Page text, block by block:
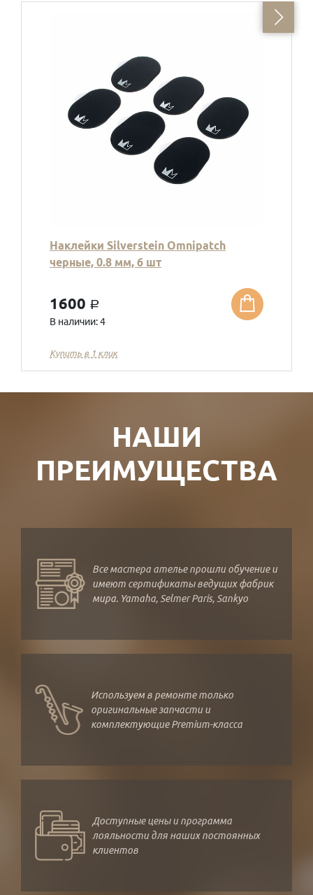
Наклейки Silverstein Omnipatch
черные, 0.8 мм, 6 шт
1600 a
В наличии: 4
Купить в 1 клик
НАШИ
ПРЕИМУЩЕСТВА
Все мастера ателье прошли обучение и
имеют сертификаты ведущих фабрик
мира. Yamaha, Selmer Paris, Sankyo
Используем в ремонте только
оригинальные запчасти и
комплектующие Premium-класса
Доступные цены и программа
лояльности для наших постоянных
клиентов